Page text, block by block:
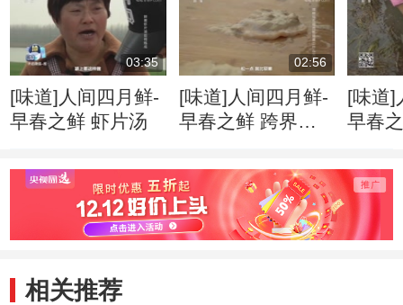
03:35
[味道]人间四月鲜-
早春之鲜 虾片汤
02:56
[味道]人间四月鲜-
早春之鲜 跨界食
肉与河蚌
[味道]
早春
相关推荐